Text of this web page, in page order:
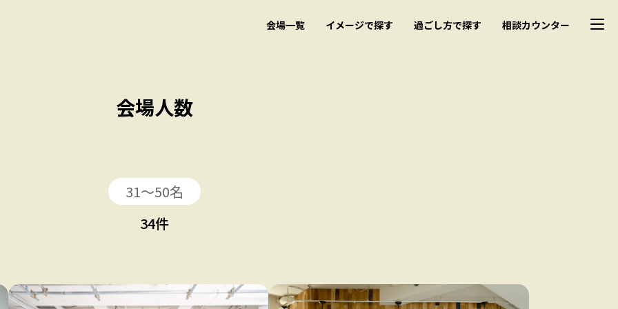
会場一覧 イメージで探す 過ごし方で探す 相談カウンター
会場人数
31〜50名
34件